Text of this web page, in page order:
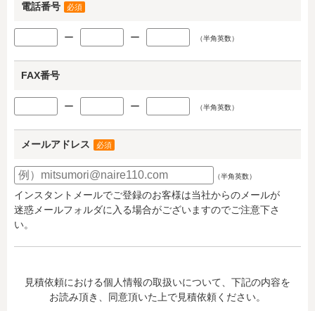
電話番号 必須
ー ー （半角英数）
FAX番号
ー ー （半角英数）
メールアドレス 必須
（半角英数）
インスタントメールでご登録のお客様は当社からのメールが
迷惑メールフォルダに入る場合がございますのでご注意下さ
い。
見積依頼における個人情報の取扱いについて、下記の内容を
お読み頂き、同意頂いた上で見積依頼ください。